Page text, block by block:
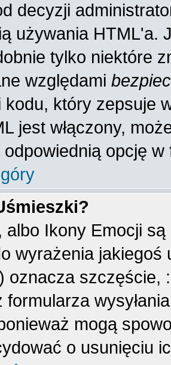
decyzji
używania HTML'a.
tylko niektóre
względami
kodu, który zepsuje
jest włączony,
opcję w
albo Ikony Emocji
wyrażenia
oznacza szczęście,
formularza
mogą
o usunięciu